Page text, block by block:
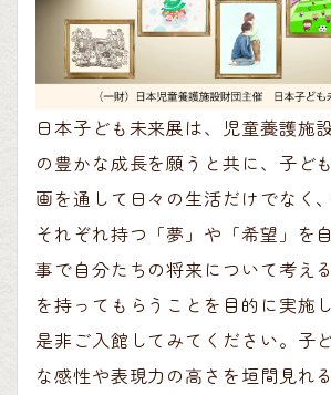
日本子ども未来展は、児童養護施
の豊かな成長を願うと共に、子ど
画を通して日々の生活だけでなく
それぞれ持つ「夢」や「希望」を
事で自分たちの将来について考え
を持ってもらうことを目的に実施
是非ご入館してみてください。子
な感性や表現力の高さを垣間見れ